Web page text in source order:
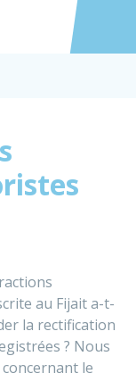
Accéder
au Fijaita-t-
la rectification
? Nous
le